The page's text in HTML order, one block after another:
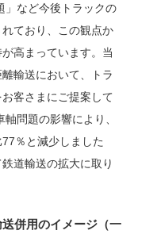
」など今後トラックの
ており、この観点か
高まっています。当
輸送において、トラ
客さまにご提案して
問題の影響により、
％と減少しました
道輸送の拡大に取り
併用のイメージ（一